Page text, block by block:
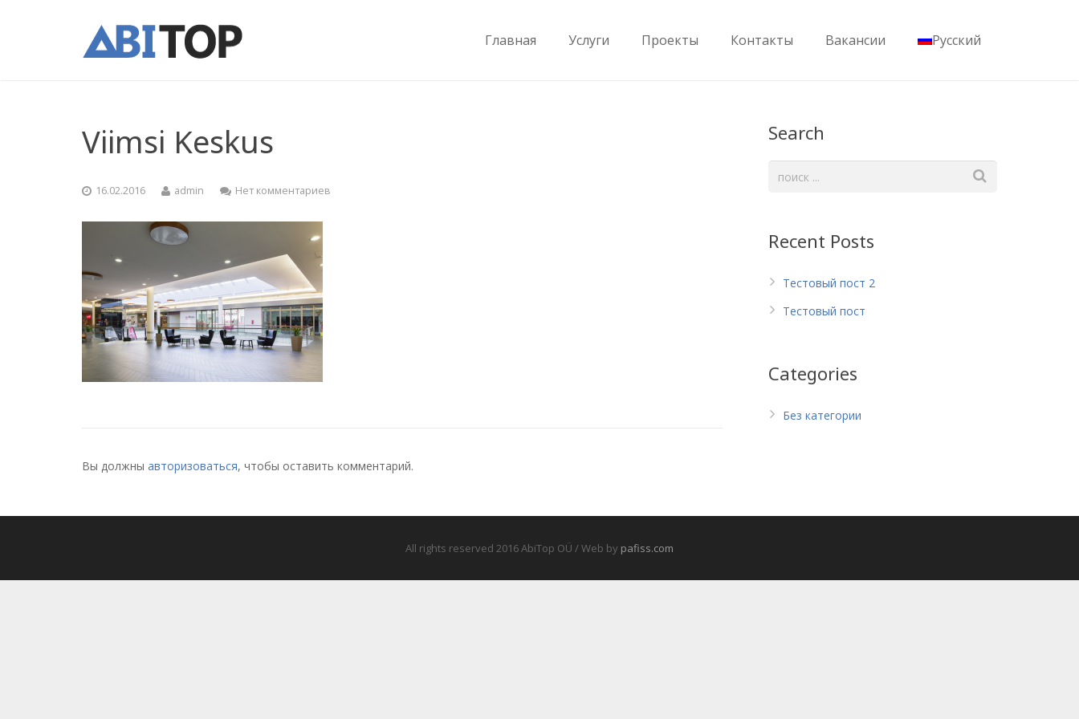
Главная Услуги Проекты Контакты Вакансии Русский
Viimsi Keskus
16.02.2016 admin Нет комментариев
Вы должны авторизоваться, чтобы оставить комментарий.
Search
Recent Posts
Тестовый пост 2
Тестовый пост
Categories
Без категории
All rights reserved 2016 AbiTop OÜ / Web by pafiss.com